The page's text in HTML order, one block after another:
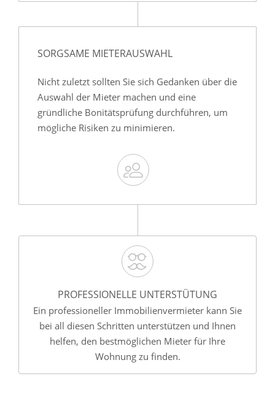
SORGSAME MIETERAUSWAHL
Nicht zuletzt sollten Sie sich Gedanken über die
Auswahl der Mieter machen und eine
gründliche Bonitätsprüfung durchführen, um
mögliche Risiken zu minimieren.
PROFESSIONELLE UNTERSTÜTUNG
Ein professioneller Immobilienvermieter kann Sie
bei all diesen Schritten unterstützen und Ihnen
helfen, den bestmöglichen Mieter für Ihre
Wohnung zu finden.